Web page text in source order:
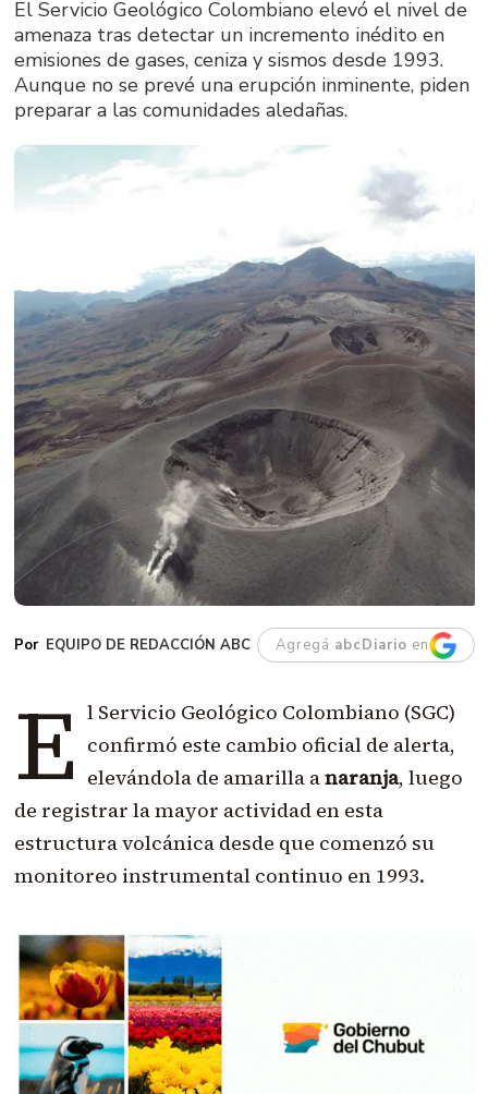
El Servicio Geológico Colombiano elevó el nivel de
amenaza tras detectar un incremento inédito en
emisiones de gases, ceniza y sismos desde 1993.
Aunque no se prevé una erupción inminente, piden
preparar a las comunidades aledañas.
EQUIPO DE REDACCIÓN ABC Agregá abcDiario en
E l Servicio Geológico Colombiano (SGC)
confirmó este cambio oficial de alerta,
elevándola de amarilla anaranja, luego
de registrar la mayor actividad en esta
estructura volcánica desde que comenzó su
monitoreo instrumental continuo en 1993.